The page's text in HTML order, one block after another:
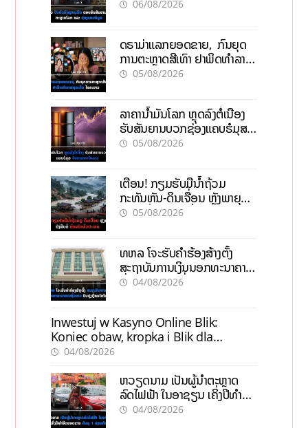
ໂລກ ແລະ ຊ່ອງແຄບຮໍມູສ
06/08/2026
ດຣາມ່າແລກຍອດຂາຍ, ກົນຍຸດ
ການຕະຫຼາດສີເທົາ ຢາພິດທຳລາຍ
ທຸລະກິດ ໄລຍະຍາວ
05/08/2026
ລາຄານ້ຳມັນໂລກ ຫຼຸດລົງຕໍ່ເນື່ອງ
ຮັບສັນຍານບວກຊ່ອງແຄບຮໍມຸສ
ຈັບຕາລາຄາໃນລາວ
05/08/2026
ເຕືອນ! ກຽມຮັບມືນໍ້າຖ້ວມ
ກະທັນຫັນ-ດິນເຈື່ອນ ຫຼັງພາຍຸຝົນ
ຍັງສືບຕໍ່ຕົກໜັກທົ່ວປະເທດ
05/08/2026
ທຫລ ໂຈະຮັບຄຳຮ້ອງສ້າງຕັ້ງ
ສະຖາບັນການເງິນນອກທະນາຄານ
ຊົ່ວຄາວ ປັບປຸງເງື່ອນໄຂໃໝ່
04/08/2026
Inwestuj w Kasyno Online Blik:
Koniec obaw, kropka i Blik dla
pewności
04/08/2026
ຫວຽດນາມ ເປັນຜູ້ນຳຕະຫຼາດ
ລົດໄຟຟ້າ ໃນອາຊຽນ ເຄິ່ງປີທຳອິດ
ຍອດຂາຍບັນລຸ 1 ແສນຄັນ
04/08/2026